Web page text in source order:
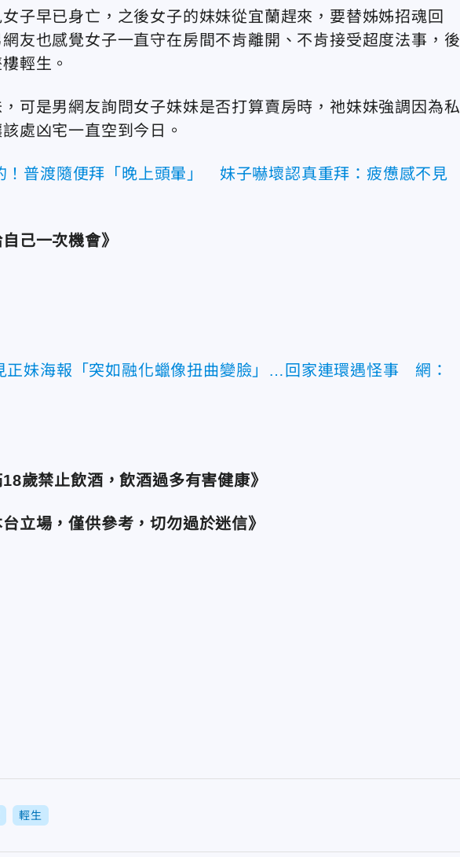
子早已身亡，之後女子的妹妹從宜蘭趕來，要替姊姊招魂回
友也感覺女子一直守在房間不肯離開、不肯接受超度法事，後
輕生。
可是男網友詢問女子妹妹是否打算賣房時，祂妹妹強調因為私
處凶宅一直空到今日。
！普渡隨便拜「晚上頭暈」 妹子嚇壞認真重拜：疲憊感不見
己一次機會》
正妹海報「突如融化蠟像扭曲變臉」…回家連環遇怪事 網：
歲禁止飲酒，飲酒過多有害健康》
立場，僅供參考，切勿過於迷信》
輕生